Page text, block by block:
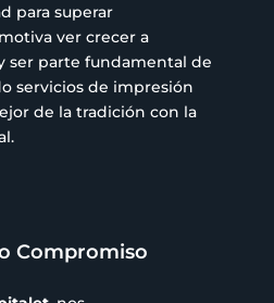
para superar
ver crecer a
ser parte fundamental de
servicios de impresión
de la tradición con la
Compromiso